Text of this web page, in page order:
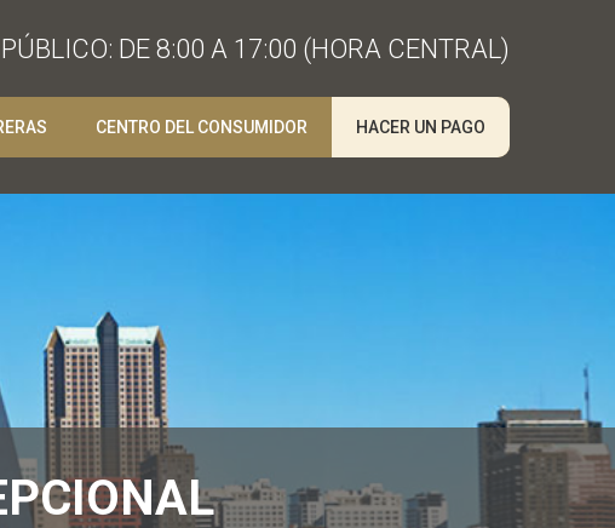
DE 8:00 A 17:00 (HORA CENTRAL)
CENTRO DEL CONSUMIDOR HACER UN PAGO